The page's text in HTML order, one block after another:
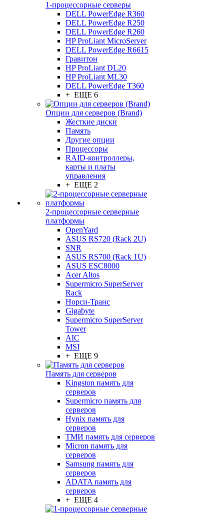
1-процессорные серверы
DELL PowerEdge R360
DELL PowerEdge R250
DELL PowerEdge R260
HP ProLiant MicroServer
DELL PowerEdge R6615
Гравитон
HP ProLiant DL20
HP ProLiant ML30
DELL PowerEdge T360
+ ЕЩЕ 6
Опции для серверов (Brand)
Жесткие диски
Память
Другие опции
Процессоры
RAID-контроллеры,
карты и платы
управления
+ ЕЩЕ 2
2-процессорные серверные
платформы
OpenYard
ASUS RS720 (Rack 2U)
SNR
ASUS RS700 (Rack 1U)
ASUS ESC8000
Acer Altos
Supermicro SuperServer
Rack
Норси-Транс
Gigabyte
Supermicro SuperServer
Tower
AIC
MSI
+ ЕЩЕ 9
Память для серверов
Kingston память для
серверов
Supermicro память для
серверов
Hynix память для
серверов
ТМИ память для серверов
Micron память для
серверов
Samsung память для
серверов
ADATA память для
серверов
+ ЕЩЕ 4